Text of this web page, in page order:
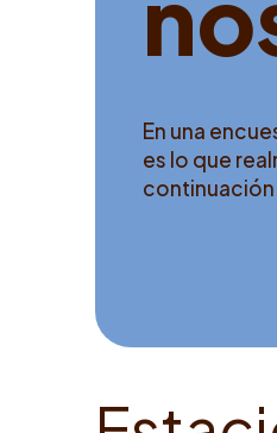
En una
es lo que